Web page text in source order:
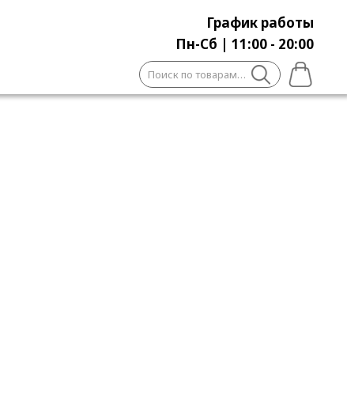
График работы
Пн-Сб | 11:00 - 20:00
Искать: